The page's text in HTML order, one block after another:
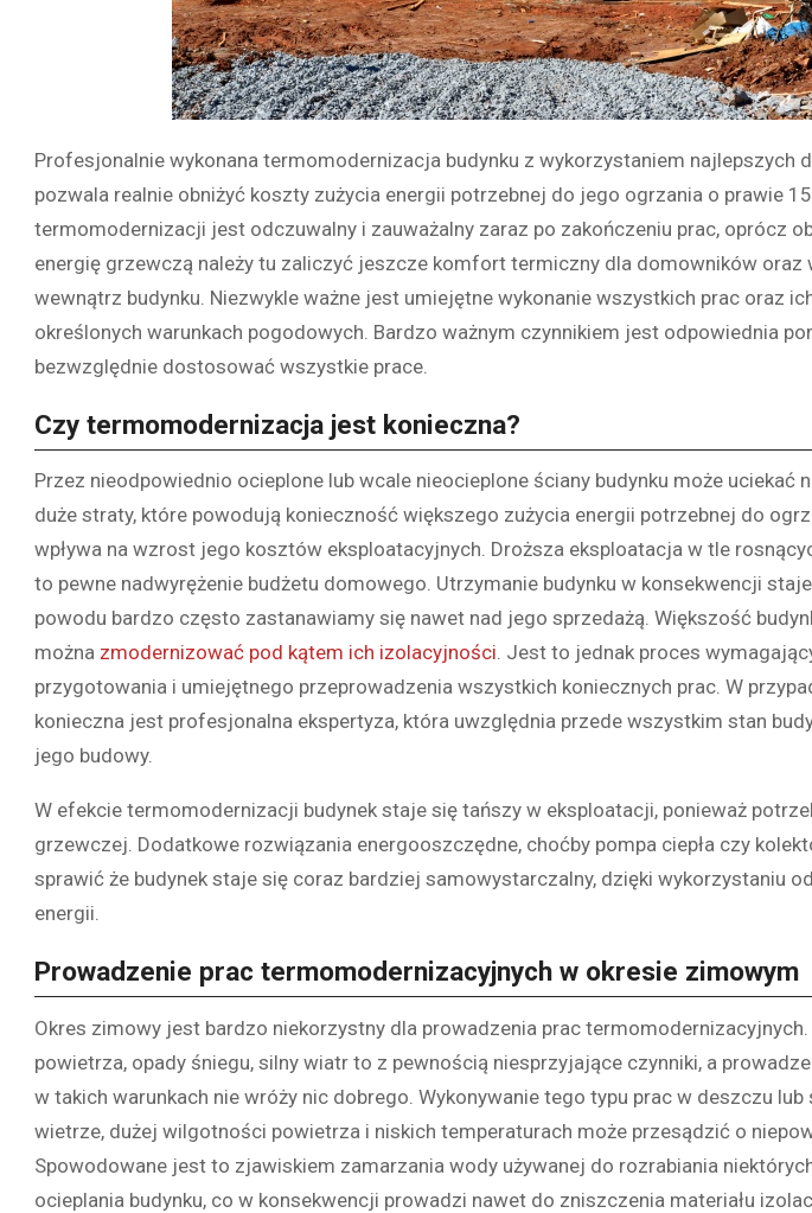
Profesjonalnie wykonana termomodernizacja budynku z wykorzystaniem najlepszych
pozwala realnie obniżyć koszty zużycia energii potrzebnej do jego ogrzania o prawie
termomodernizacji jest odczuwalny i zauważalny zaraz po zakończeniu prac, oprócz
energię grzewczą należy tu zaliczyć jeszcze komfort termiczny dla domowników oraz
wewnątrz budynku. Niezwykle ważne jest umiejętne wykonanie wszystkich prac oraz
określonych warunkach pogodowych. Bardzo ważnym czynnikiem jest odpowiednia
bezwzględnie dostosować wszystkie prace.
Czy termomodernizacja jest konieczna?
Przez nieodpowiednio ocieplone lub wcale nieocieplone ściany budynku może uciekać
duże straty, które powodują konieczność większego zużycia energii potrzebnej do
wpływa na wzrost jego kosztów eksploatacyjnych. Droższa eksploatacja w tle
to pewne nadwyrężenie budżetu domowego. Utrzymanie budynku w konsekwencji
powodu bardzo często zastanawiamy się nawet nad jego sprzedażą. Większość
można zmodernizować pod kątem ich izolacyjności. Jest to jednak proces
przygotowania i umiejętnego przeprowadzenia wszystkich koniecznych prac. W
konieczna jest profesjonalna ekspertyza, która uwzględnia przede wszystkim stan
jego budowy.
W efekcie termomodernizacji budynek staje się tańszy w eksploatacji, ponieważ
grzewczej. Dodatkowe rozwiązania energooszczędne, choćby pompa ciepła czy
sprawić że budynek staje się coraz bardziej samowystarczalny, dzięki wykorzystaniu
energii.
Prowadzenie prac termomodernizacyjnych w okresie zimowym
Okres zimowy jest bardzo niekorzystny dla prowadzenia prac
powietrza, opady śniegu, silny wiatr to z pewnością niesprzyjające czynniki, a
w takich warunkach nie wróży nic dobrego. Wykonywanie tego typu prac w deszczu lub
wietrze, dużej wilgotności powietrza i niskich temperaturach może przesądzić o
Spowodowane jest to zjawiskiem zamarzania wody używanej do rozrabiania
ocieplania budynku, co w konsekwencji prowadzi nawet do zniszczenia materiału